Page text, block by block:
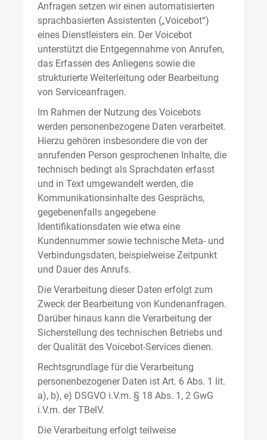
Anfragen setzen wir einen automatisierten
sprachbasierten Assistenten („Voicebot“)
eines Dienstleisters ein. Der Voicebot
unterstützt die Entgegennahme von Anrufen,
das Erfassen des Anliegens sowie die
strukturierte Weiterleitung oder Bearbeitung
von Serviceanfragen.
Im Rahmen der Nutzung des Voicebots
werden personenbezogene Daten verarbeitet.
Hierzu gehören insbesondere die von der
anrufenden Person gesprochenen Inhalte, die
technisch bedingt als Sprachdaten erfasst
und in Text umgewandelt werden, die
Kommunikationsinhalte des Gesprächs,
gegebenenfalls angegebene
Identifikationsdaten wie etwa eine
Kundennummer sowie technische Meta- und
Verbindungsdaten, beispielweise Zeitpunkt
und Dauer des Anrufs.
Die Verarbeitung dieser Daten erfolgt zum
Zweck der Bearbeitung von Kundenanfragen.
Darüber hinaus kann die Verarbeitung der
Sicherstellung des technischen Betriebs und
der Qualität des Voicebot-Services dienen.
Rechtsgrundlage für die Verarbeitung
personenbezogener Daten ist Art. 6 Abs. 1 lit.
a), b), e) DSGVO i.V.m. § 18 Abs. 1, 2 GwG
i.V.m. der TBelV.
Die Verarbeitung erfolgt teilweise